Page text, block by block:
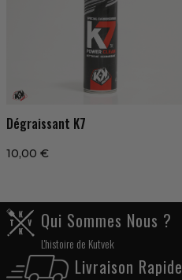
Dégraissant K7
10,00 €
Qui Sommes Nous ?
L'histoire de Kutvek
Livraison Rapide